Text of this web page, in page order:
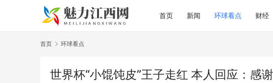
首页 新闻 环球看点 财经
首页 环球看点
世界杯“小馄饨皮”王子走红 本人回应：感